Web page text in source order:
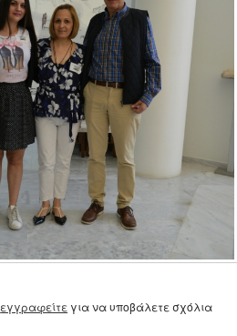
εγγραφείτε για να υποβάλετε σχόλια